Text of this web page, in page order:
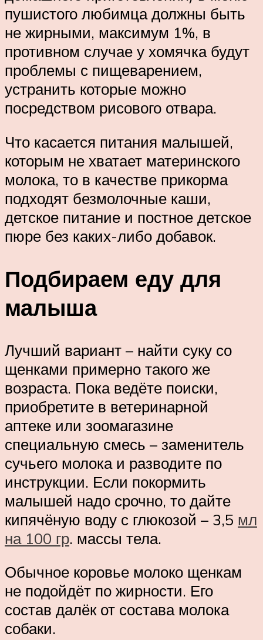
пушистого любимца должны быть
не жирными, максимум 1%, в
противном случае у хомячка будут
проблемы с пищеварением,
устранить которые можно
посредством рисового отвара.
Что касается питания малышей,
которым не хватает материнского
молока, то в качестве прикорма
подходят безмолочные каши,
детское питание и постное детское
пюре без каких-либо добавок.
Подбираем еду для
малыша
Лучший вариант – найти суку со
щенками примерно такого же
возраста. Пока ведёте поиски,
приобретите в ветеринарной
аптеке или зоомагазине
специальную смесь – заменитель
сучьего молока и разводите по
инструкции. Если покормить
малышей надо срочно, то дайте
кипячёную воду с глюкозой – 3,5 мл
на 100 гр. массы тела.
Обычное коровье молоко щенкам
не подойдёт по жирности. Его
состав далёк от состава молока
собаки.